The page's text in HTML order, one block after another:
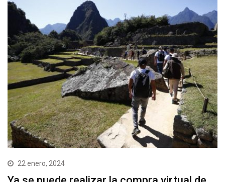
22 enero, 2024